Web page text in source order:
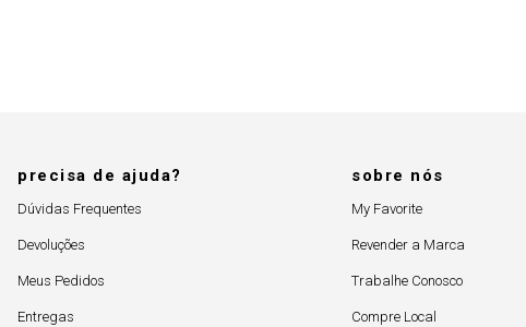
precisa de ajuda?
Dúvidas Frequentes
Devoluções
Meus Pedidos
Entregas
sobre nós
My Favorite
Revender a Marca
Trabalhe Conosco
Compre Local